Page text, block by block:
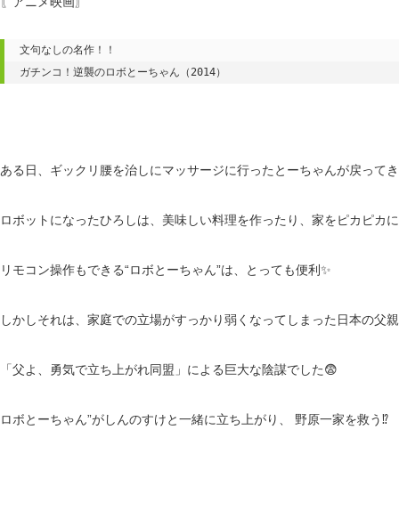
文句なしの名作！！
ガチンコ！逆襲のロボとーちゃん（2014）
ある日、ギックリ腰を治しにマッサージに行ったとーちゃんが戻って
ロボットになったひろしは、美味しい料理を作ったり、家をピカピカ
リモコン操作もできる“ロボとーちゃん”は、とっても便利✨
しかしそれは、家庭での立場がすっかり弱くなってしまった日本の父
「父よ、勇気で立ち上がれ同盟」による巨大な陰謀でした😨
ロボとーちゃん”がしんのすけと一緒に立ち上がり、 野原一家を救う⁉️